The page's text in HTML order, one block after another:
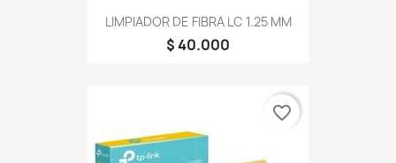
LIMPIADOR DE FIBRA LC 1.25 MM
$ 40.000
favorite_border